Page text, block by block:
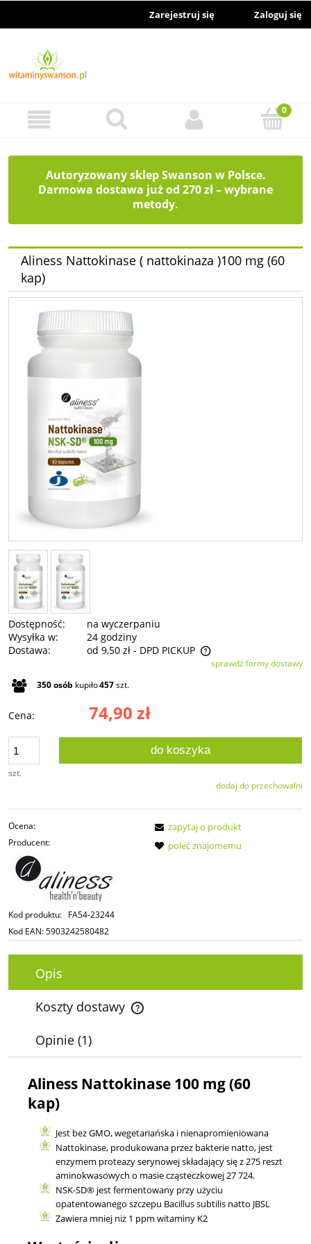
Zarejestruj się Zaloguj się
Autoryzowany sklep Swanson w Polsce.
Darmowa dostawa już od 270 zł – wybrane
metody.
Aliness Nattokinase ( nattokinaza )100 mg (60
kap)
Dostępność:
na wyczerpaniu
Wysyłka w:
24 godziny
Dostawa:
od 9,50 zł - DPD PICKUP
Cena nie zawiera ewentualnych kosztów płatnościsprawdź formy dostawy
350osób kupiło457szt.
Cena: 74,90 zł
szt.
do koszyka
dodaj do przechowalni
Ocena:
Producent:
Kod produktu: FA54-23244
Kod EAN:5903242580482
zapytaj o produkt
poleć znajomemu
Opis
Koszty dostawy
Cena nie zawiera ewentualnych kosztów płatności
Opinie (1)
Aliness Nattokinase 100 mg (60
kap)
Jest bez GMO, wegetariańska i nienapromieniowana
Nattokinase, produkowana przez bakterie natto, jest
enzymem proteazy serynowej składający się z 275 reszt
aminokwasowych o masie cząsteczkowej 27 724.
NSK-SD® jest fermentowany przy użyciu
opatentowanego szczepu Bacillus subtilis natto JBSL
Zawiera mniej niż 1 ppm witaminy K2